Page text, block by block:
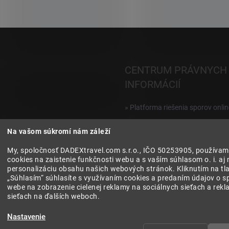
Na vašom súkromí nám záleží
My, spoločnosť DADEXtravel.com s.r.o., IČO 50253905,
cookies na zaistenie funkčnosti webu a s vaším súhlasom o. i. aj
personalizáciu obsahu našich webových stránok. Kliknutím na
„Súhlasím“ súhlasíte s využívaním cookies a predaním údajov o
webe na zobrazenie cielenej reklamy na sociálnych sieťach a
sieťach na ďalších weboch.
Nastavenie
CENTRUM PRÁVNYCH
INFORMÁCIÍ
» Platforma riešenia sporov
» Všeobecné obchodné
» Zásady ochrany osobných